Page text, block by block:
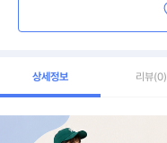
상세정보 리뷰(0)